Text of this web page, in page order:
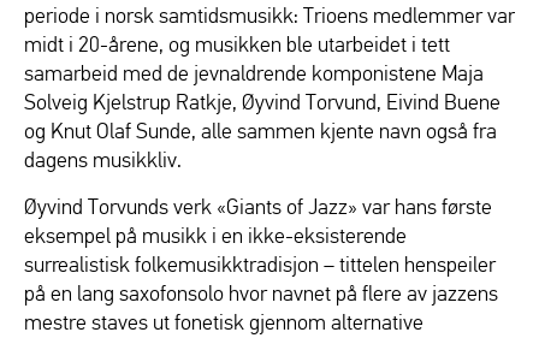
periode i norsk samtidsmusikk: Trioens medlemmer var
midt i 20-årene, og musikken ble utarbeidet i tett
samarbeid med de jevnaldrende komponistene Maja
Solveig Kjelstrup Ratkje, Øyvind Torvund, Eivind Buene
og Knut Olaf Sunde, alle sammen kjente navn også fra
dagens musikkliv.
Øyvind Torvunds verk «Giants of Jazz» var hans første
eksempel på musikk i en ikke-eksisterende
surrealistisk folkemusikktradisjon – tittelen henspeiler
på en lang saxofonsolo hvor navnet på flere av jazzens
mestre staves ut fonetisk gjennom alternative